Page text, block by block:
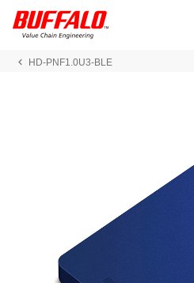
HD-PNF1.0U3-BLE